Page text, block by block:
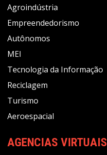
Agroindústria
Empreendedorismo
Autônomos
MEI
Tecnologia da Informação
Reciclagem
Turismo
Aeroespacial
AGENCIAS VIRTUAIS